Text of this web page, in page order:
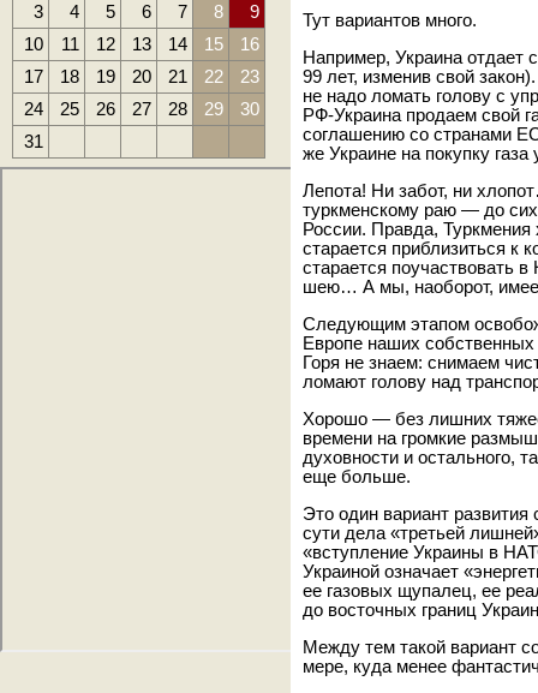
3
4 5 6 7 8
9
10
11 12 13 14 15
16
17
18 19 20 21 22
23
24
25 26 27 28 29
30
31
Тут вариантов много.
Например, Украина отдает
99 лет, изменив свой
не надо ломать голову с
РФ-Украина продаем свой
соглашению со странами
же Украине на покупку
Лепота! Ни забот, ни
туркменскому раю — до сих
России. Правда, Туркмения
старается приблизиться к
старается поучаствовать
шею… А мы, наоборот,
Следующим этапом
Европе наших
Горя не знаем: снимаем
ломают голову над
Хорошо — без лишних
времени на громкие
духовности и остального,
еще больше.
Это один вариант развития
сути дела «третьей
«вступление Украины в
Украиной означает
ее газовых щупалец, ее
до восточных границ
Между тем такой вариант
мере, куда менее